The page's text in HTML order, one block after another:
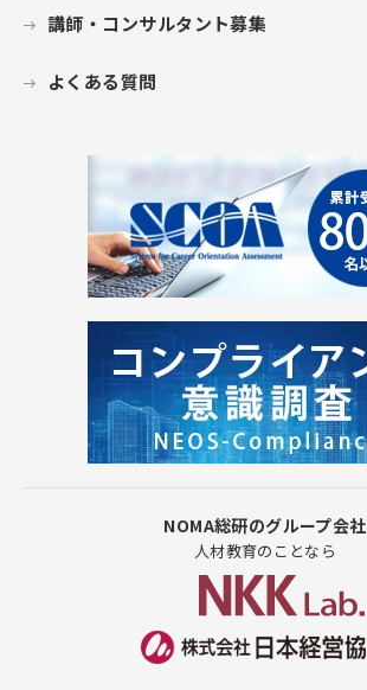
講師・コンサルタント募集
よくある質問
NOMA総研のグループ会社
人材教育のことなら